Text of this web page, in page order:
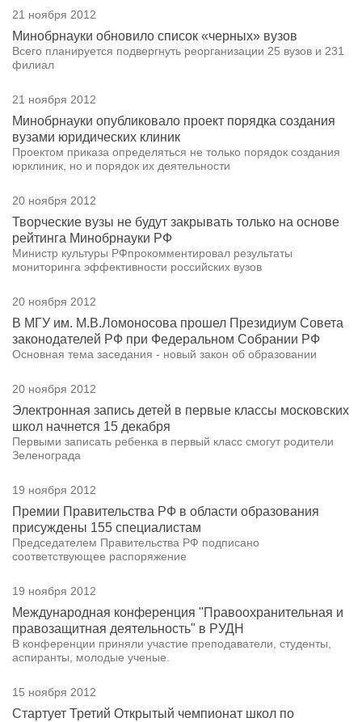
21 ноября 2012
Минобрнауки обновило список «черных» вузов
Всего планируется подвергнуть реорганизации 25 вузов и 231
филиал
21 ноября 2012
Минобрнауки опубликовало проект порядка создания
вузами юридических клиник
Проектом приказа определяться не только порядок создания
юрклиник, но и порядок их деятельности
20 ноября 2012
Творческие вузы не будут закрывать только на основе
рейтинга Минобрнауки РФ
Министр культуры РФпрокомментировал результаты
мониторинга эффективности российских вузов
20 ноября 2012
В МГУ им. М.В.Ломоносова прошел Президиум Совета
законодателей РФ при Федеральном Собрании РФ
Основная тема заседания - новый закон об образовании
20 ноября 2012
Электронная запись детей в первые классы московских
школ начнется 15 декабря
Первыми записать ребенка в первый класс смогут родители
Зеленограда
19 ноября 2012
Премии Правительства РФ в области образования
присуждены 155 специалистам
Председателем Правительства РФ подписано
соответствующее распоряжение
19 ноября 2012
Международная конференция "Правоохранительная и
правозащитная деятельность" в РУДН
В конференции приняли участие преподаватели, студенты,
аспиранты, молодые ученые.
15 ноября 2012
Стартует Третий Открытый чемпионат школ по